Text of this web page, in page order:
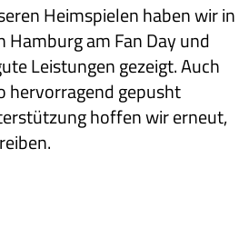
Heimspielen haben wir in
Hamburg am Fan Day und
Leistungen gezeigt. Auch
hervorragend gepusht
hoffen wir erneut,